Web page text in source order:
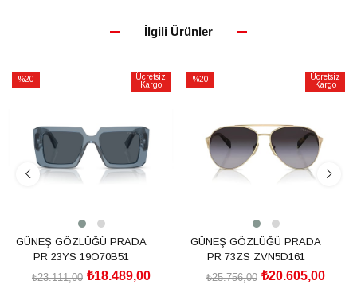
İlgili Ürünler
%20
Ücretsiz
Kargo
GÜNEŞ GÖZLÜĞÜ PRADA
PR 23YS 19O70B51
₺18.489,00
₺23.111,00
%20
Ücretsiz
Kargo
GÜNEŞ GÖZLÜĞÜ PRADA
PR 73ZS ZVN5D161
₺20.605,00
₺25.756,00